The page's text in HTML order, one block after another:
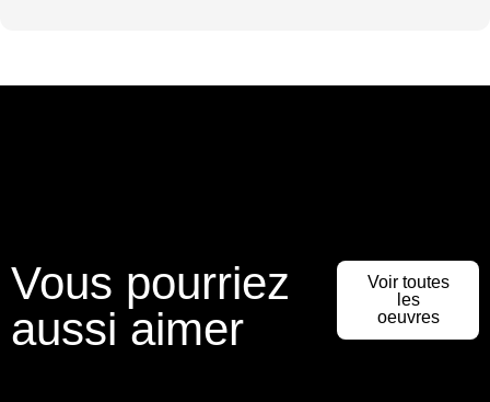
Vous pourriez
aussi aimer
Voir toutes
les
oeuvres